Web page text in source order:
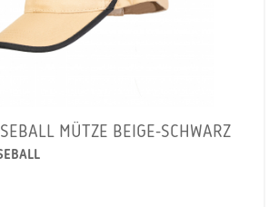
MÜTZE BEIGE-SCHWARZ